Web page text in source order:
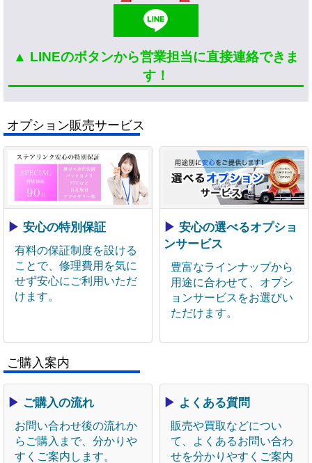
▲ LINEのボタンから営業担当に直接連絡できま
す！
オプション販売サービス
▶ 安心の特別保証
有料の保証制度を設ける
ことで、修理費用を気に
せず安心にご利用いただ
けます。
▶ 安心の選べるオプショ
ンサービス
豊富なラインナップから
用途に合わせて、オプシ
ョンサービスをお選びい
ただけます。
ご購入案内
▶ ご購入の流れ
お問い合わせ後の流れか
らご購入まで、分かりや
すくご案内します。
▶ よくある質問
販売や買取などについ
て、よくあるお問い合わ
せを分かりやすくご案内